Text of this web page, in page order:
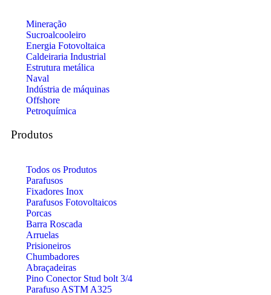
Mineração
Sucroalcooleiro
Energia Fotovoltaica
Caldeiraria Industrial
Estrutura metálica
Naval
Indústria de máquinas
Offshore
Petroquímica
Produtos
Todos os Produtos
Parafusos
Fixadores Inox
Parafusos Fotovoltaicos
Porcas
Barra Roscada
Arruelas
Prisioneiros
Chumbadores
Abraçadeiras
Pino Conector Stud bolt 3/4
Parafuso ASTM A325